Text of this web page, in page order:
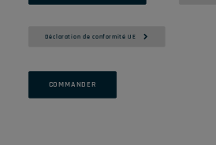
Déclaration de conformité UE
COMMANDER